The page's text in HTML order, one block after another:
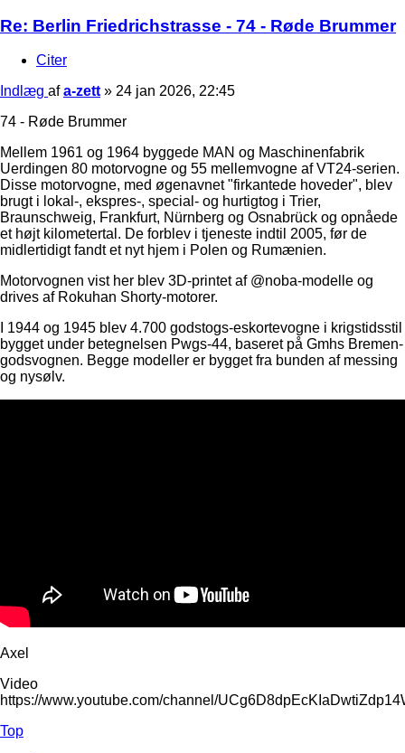
Re: Berlin Friedrichstrasse - 74 - Røde Brummer
Citer
Indlæg afa-zett » 24 jan 2026, 22:45
74 - Røde Brummer
Mellem 1961 og 1964 byggede MAN og Maschinenfabrik
Uerdingen 80 motorvogne og 55 mellemvogne af VT24-serien.
Disse motorvogne, med øgenavnet "firkantede hoveder", blev
brugt i lokal-, ekspres-, special- og hurtigtog i Trier,
Braunschweig, Frankfurt, Nürnberg og Osnabrück og opnåede
et højt kilometertal. De forblev i tjeneste indtil 2005, før de
midlertidigt fandt et nyt hjem i Polen og Rumænien.
Motorvognen vist her blev 3D-printet af @noba-modelle og
drives af Rokuhan Shorty-motorer.
I 1944 og 1945 blev 4.700 godstogs-eskortevogne i krigstidsstil
bygget under betegnelsen Pwgs-44, baseret på Gmhs Bremen-
godsvognen. Begge modeller er bygget fra bunden af ​​messing
og nysølv.
Axel
Video
https://www.youtube.com/channel/
Top